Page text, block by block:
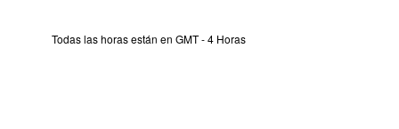
Todas las horas están en GMT - 4 Horas